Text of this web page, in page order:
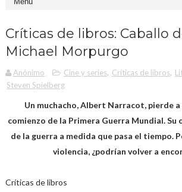
Críticas de libros: Caballo
Michael Morpurgo
Anónimo Cine y series, Críticas de libros,
Steven Spielberg
Un muchacho, Albert Narracot, pierde a
comienzo de la Primera Guerra Mundial. Su
de la guerra a medida que pasa el tiempo.
violencia, ¿podrían volver a
Críticas de libros